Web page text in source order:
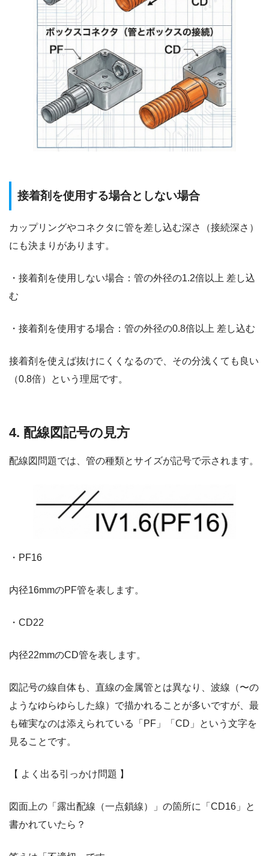
接着剤を使用する場合としない場合
カップリングやコネクタに管を差し込む深さ（接続深さ）
にも決まりがあります。
・接着剤を使用しない場合：管の外径の1.2倍以上 差し込
む
・接着剤を使用する場合：管の外径の0.8倍以上 差し込む
接着剤を使えば抜けにくくなるので、その分浅くても良い
（0.8倍）という理屈です。
4. 配線図記号の見方
配線図問題では、管の種類とサイズが記号で示されます。
・PF16
内径16mmのPF管を表します。
・CD22
内径22mmのCD管を表します。
図記号の線自体も、直線の金属管とは異なり、波線（〜の
ようなゆらゆらした線）で描かれることが多いですが、最
も確実なのは添えられている「PF」「CD」という文字を
見ることです。
【 よく出る引っかけ問題 】
図面上の「露出配線（一点鎖線）」の箇所に「CD16」と
書かれていたら？